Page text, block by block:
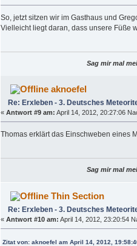
So, jetzt sitzen wir im Gasthaus und
Vielleicht liegt daran, dass unsere Füße
Sag mir mal
aknoefel
Re: Erxleben - 3. Deutsches
« Antwort #9 am: April 14, 2012, 20:27:06
Thomas erklärt das Einschweben eines
Sag mir mal
Thin Section
Re: Erxleben - 3. Deutsches
« Antwort #10 am: April 14, 2012, 23:20:54
Zitat von: aknoefel am April 14, 2012,